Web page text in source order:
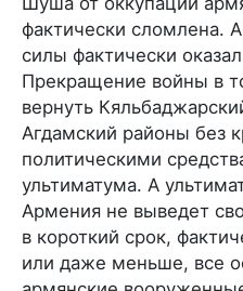
фактически сломлена.
силы фактически
Прекращение войны в
вернуть
Агдамский районы без
политическими
ультиматума. А
Армения не выведет
в короткий срок,
или даже меньше, все